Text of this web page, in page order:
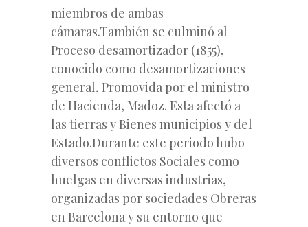
miembros de ambas
cámaras.También se culminó al
Proceso desamortizador (1855),
conocido como desamortizaciones
general, Promovida por el ministro
de Hacienda, Madoz. Esta afectó a
las tierras y Bienes municipios y del
Estado.Durante este periodo hubo
diversos conflictos Sociales como
huelgas en diversas industrias,
organizadas por sociedades Obreras
en Barcelona y su entorno que